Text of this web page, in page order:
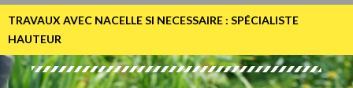
TRAVAUX AVEC NACELLE SI NECESSAIRE : SPÉCIALISTE
HAUTEUR